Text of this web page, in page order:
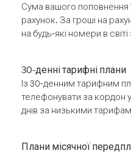
Сума вашого
рахунок. За гроші на
на будь-які номери в
30-денні тарифні плани
Із 30-денним тарифним
телефонувати за кордон
днів за низькими
Плани місячної